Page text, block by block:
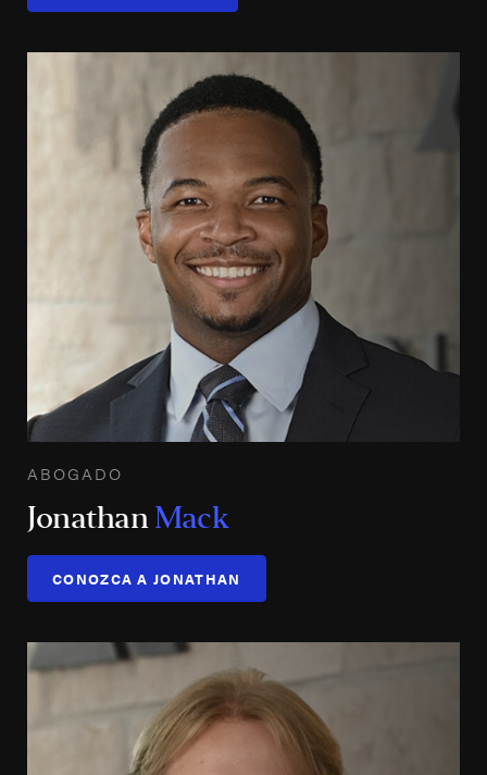
ABOGADO
JonathanMack
CONOZCA A JONATHAN